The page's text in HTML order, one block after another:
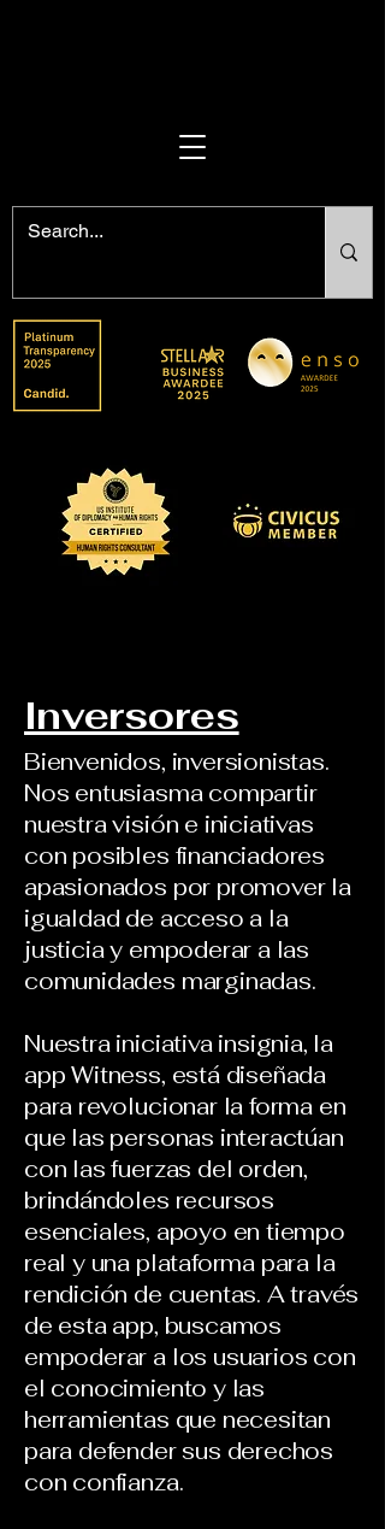
Inversores
Bienvenidos, inversionistas.
Nos entusiasma compartir
nuestra visión e iniciativas
con posibles financiadores
apasionados por promover la
igualdad de acceso a la
justicia y empoderar a las
comunidades marginadas.
Nuestra iniciativa insignia, la
app Witness, está diseñada
para revolucionar la forma en
que las personas interactúan
con las fuerzas del orden,
brindándoles recursos
esenciales, apoyo en tiempo
real y una plataforma para la
rendición de cuentas. A través
de esta app, buscamos
empoderar a los usuarios con
el conocimiento y las
herramientas que necesitan
para defender sus derechos
con confianza.